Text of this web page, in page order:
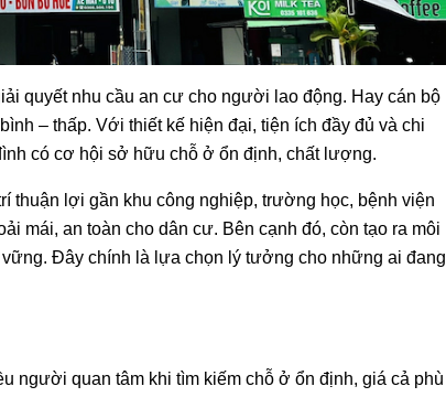
quyết nhu cầu an cư cho người lao động. Hay cán bộ
– thấp. Với thiết kế hiện đại, tiện ích đầy đủ và chi
có cơ hội sở hữu chỗ ở ổn định, chất lượng.
thuận lợi gần khu công nghiệp, trường học, bệnh viện
mái, an toàn cho dân cư. Bên cạnh đó, còn tạo ra môi
Đây chính là lựa chọn lý tưởng cho những ai đang
người quan tâm khi tìm kiếm chỗ ở ổn định, giá cả phù